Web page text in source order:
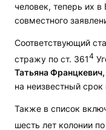
человек, теперь их в
совместного
Соответствующий
стражу по ст. 3614
Татьяна
на неизвестный срок
Также в список
шесть лет колонии